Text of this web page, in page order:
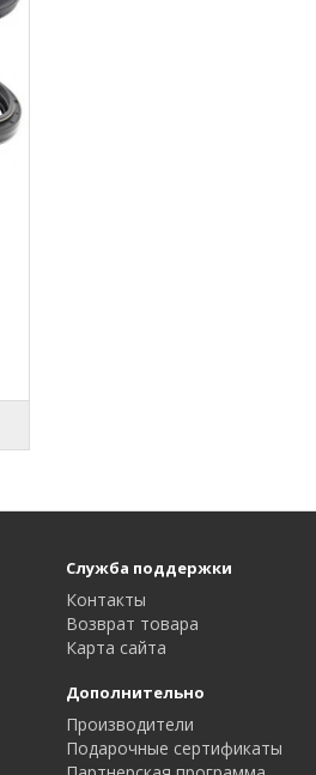
Служба поддержки
Контакты
Возврат товара
Карта сайта
Дополнительно
Производители
Подарочные сертификаты